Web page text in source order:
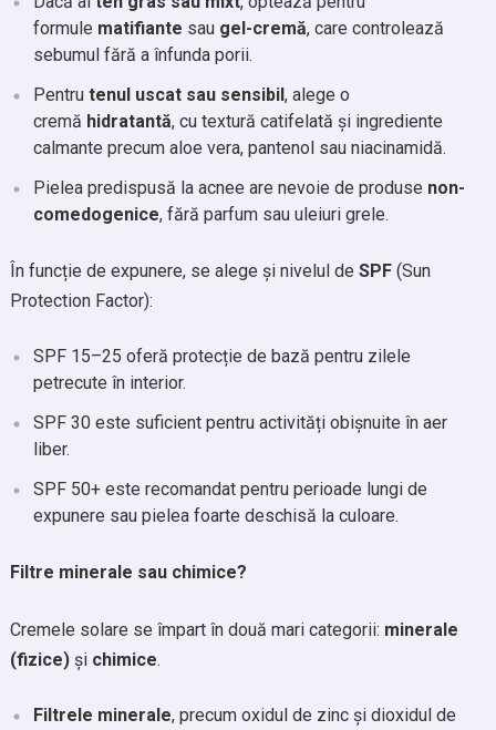
formule matifiante sau gel-cremă, care controlează
sebumul fără a înfunda porii.
Pentru tenul uscat sau sensibil, alege o
cremă hidratantă, cu textură catifelată și ingrediente
calmante precum aloe vera, pantenol sau niacinamidă.
Pielea predispusă la acnee are nevoie de produse non-
comedogenice, fără parfum sau uleiuri grele.
În funcție de expunere, se alege și nivelul de SPF(Sun
Protection Factor):
SPF 15–25 oferă protecție de bază pentru zilele
petrecute în interior.
SPF 30 este suficient pentru activități obișnuite în aer
liber.
SPF 50+ este recomandat pentru perioade lungi de
expunere sau pielea foarte deschisă la culoare.
Filtre minerale sau chimice?
Cremele solare se împart în două mari categorii: minerale
(fizice)și chimice.
Filtrele minerale, precum oxidul de zinc și dioxidul de